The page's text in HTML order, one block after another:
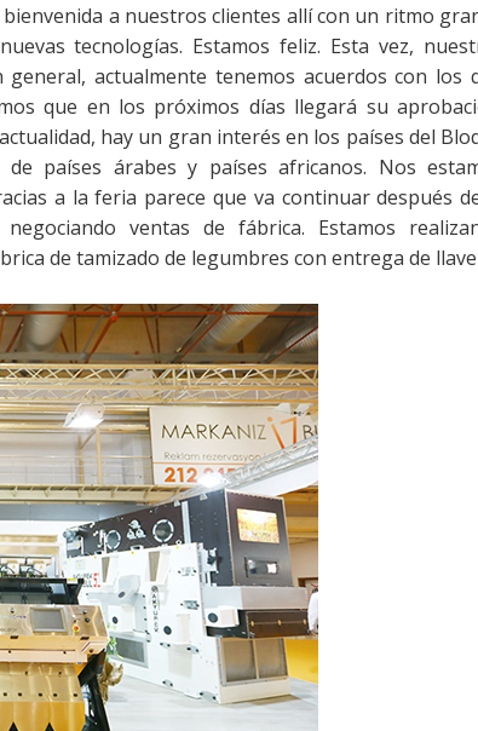
a nuestros clientes allí con un ritmo
tecnologías. Estamos feliz. Esta vez,
actualmente tenemos acuerdos con los
que en los próximos días llegará su
hay un gran interés en los países del
países árabes y países africanos. Nos
a la feria parece que va continuar después
ventas de fábrica. Estamos
de tamizado de legumbres con entrega de